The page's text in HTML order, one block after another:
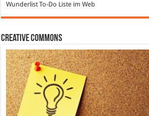
WunderlistTo-Do Liste im Web
Creative Commons